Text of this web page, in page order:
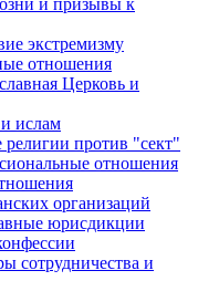
и призывы к
экстремизму
отношения
Церковь и
ислам
против "сект"
отношения
организаций
юрисдикции
сотрудничества и